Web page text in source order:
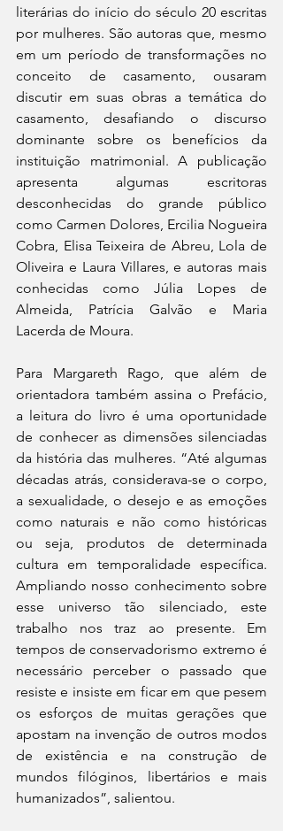
literárias do início do século 20 escritas
por mulheres. São autoras que, mesmo
em um período de transformações no
conceito de casamento, ousaram
discutir em suas obras a temática do
casamento, desafiando o discurso
dominante sobre os benefícios da
instituição matrimonial. A publicação
apresenta algumas escritoras
desconhecidas do grande público
como Carmen Dolores, Ercilia Nogueira
Cobra, Elisa Teixeira de Abreu, Lola de
Oliveira e Laura Villares, e autoras mais
conhecidas como Júlia Lopes de
Almeida, Patrícia Galvão e Maria
Lacerda de Moura.
Para Margareth Rago, que além de
orientadora também assina o Prefácio,
a leitura do livro é uma oportunidade
de conhecer as dimensões silenciadas
da história das mulheres. “Até algumas
décadas atrás, considerava-se o corpo,
a sexualidade, o desejo e as emoções
como naturais e não como históricas
ou seja, produtos de determinada
cultura em temporalidade específica.
Ampliando nosso conhecimento sobre
esse universo tão silenciado, este
trabalho nos traz ao presente. Em
tempos de conservadorismo extremo é
necessário perceber o passado que
resiste e insiste em ficar em que pesem
os esforços de muitas gerações que
apostam na invenção de outros modos
de existência e na construção de
mundos filóginos, libertários e mais
humanizados”, salientou.